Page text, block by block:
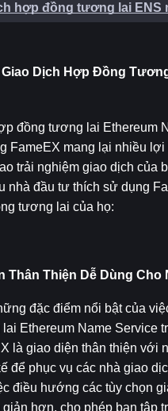
hợp đồng tương lai ENS
Dịch Hợp Đồng
đồng tương lai Ethereum
FameEX mang lại nhiều lợi
trải nghiệm giao dịch của
nhà đầu tư thích sử dụng
tương lai của họ:
Thân Thiện Dễ Dùng
đặc điểm nổi bật của
Ethereum Name Service
là giao diện thân thiện với
để phục vụ các nhà giao
điều hướng các tùy chọn
hơn, cho phép bạn tập